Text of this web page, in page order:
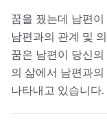
꿈을 꿨는데 남편
남편과의 관계 및
꿈은 남편이 당신
의 삶에서 남편과
나타내고 있습니다.